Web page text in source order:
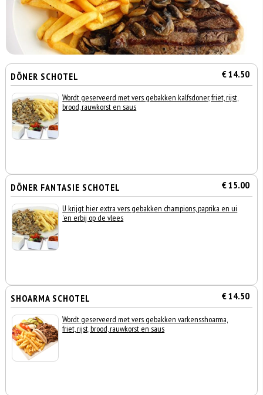
DÖNER SCHOTEL € 14.50
Wordt geserveerd met vers gebakken kalfsdoner, friet, rijst,
brood, rauwkorst en saus
DÖNER FANTASIE SCHOTEL € 15.00
U krijgt hier extra vers gebakken champions, paprika en ui
'en erbij op de vlees
SHOARMA SCHOTEL € 14.50
Wordt geserveerd met vers gebakken varkensshoarma,
friet, rijst, brood, rauwkorst en saus